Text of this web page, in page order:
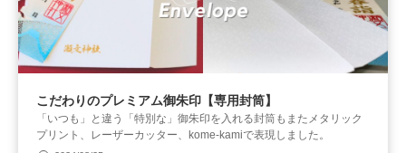
こだわりのプレミアム御朱印【専用封筒】
「いつも」と違う「特別な」御朱印を入れる封筒もまたメタリック
プリント、レーザーカッター、kome-kamiで表現しました。